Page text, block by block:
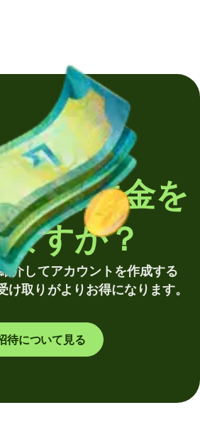
海外送金を
すか？
介してアカウントを作成する
け取りがよりお得になります。
待について見る